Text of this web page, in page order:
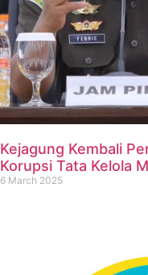
Kejagung Kembali
Korupsi Tata Kelola
6 March 2025